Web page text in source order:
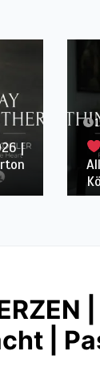
|
|